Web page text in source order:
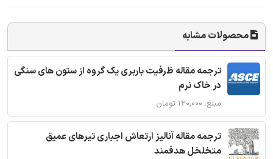
محصولات مشابه
ترجمه مقاله ظرفیت باربری یک گروه از ستون های سنگی
در خاک نرم
مبلغ: ۱۲۰,۰۰۰ تومان
ترجمه مقاله آنالیز ارتعاش اجباری تیرهای عمیق
متخلخل هدفمند